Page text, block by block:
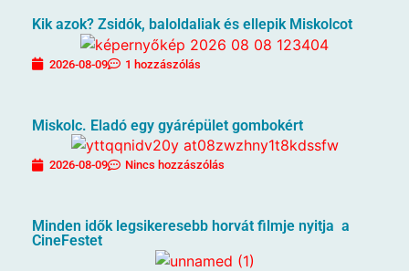
Kik azok? Zsidók, baloldaliak és ellepik Miskolcot
2026-08-09 1 hozzászólás
Miskolc. Eladó egy gyárépület gombokért
2026-08-09 Nincs hozzászólás
Minden idők legsikeresebb horvát filmje nyitja a
CineFestet